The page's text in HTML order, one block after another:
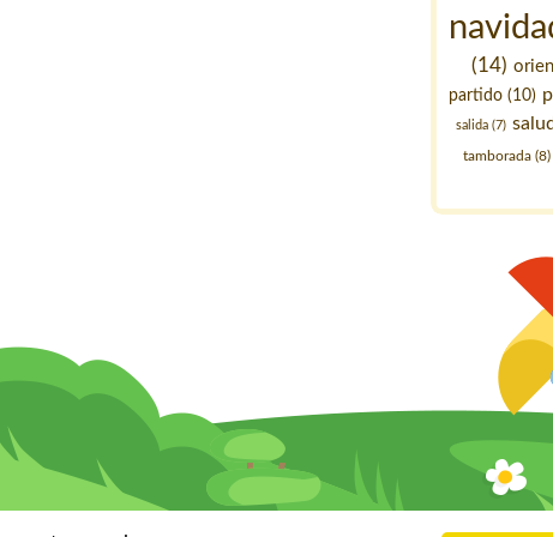
(14)
partido (10)
salida (7) salud
tamborada (8)